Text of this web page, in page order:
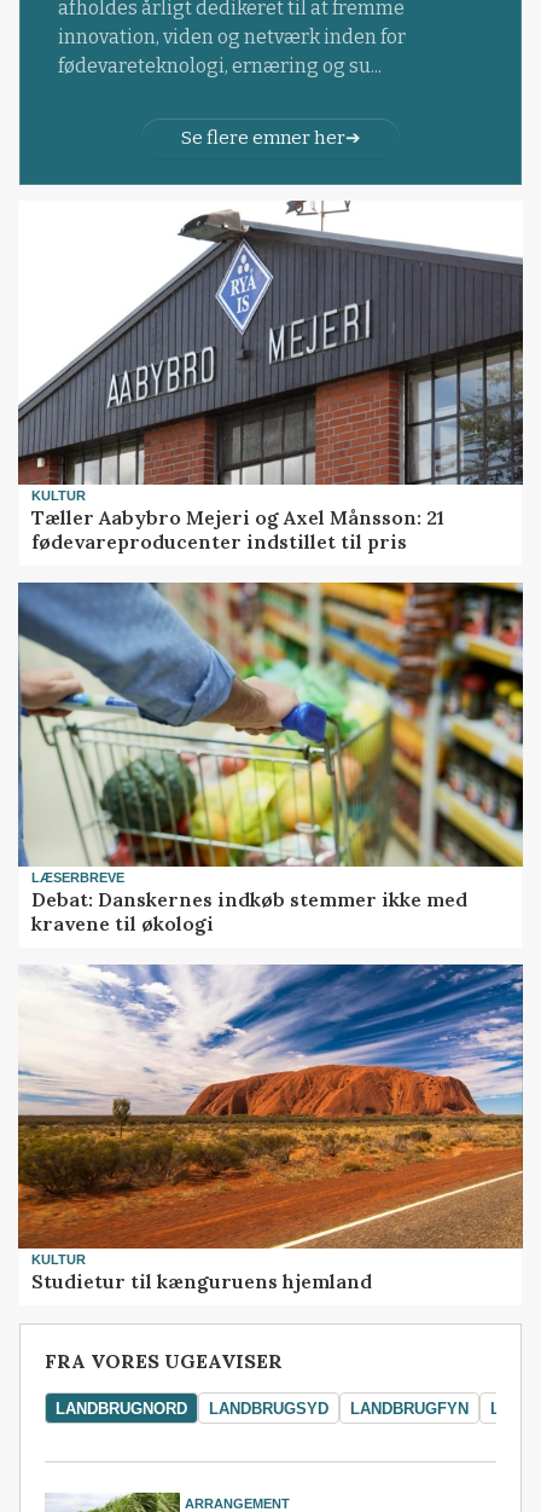
afholdes årligt dedikeret til at fremme
innovation, viden og netværk inden for
fødevareteknologi, ernæring og su...
Se flere emner her
KULTUR
Tæller Aabybro Mejeri og Axel Månsson: 21
fødevareproducenter indstillet til pris
LÆSERBREVE
Debat: Danskernes indkøb stemmer ikke med
kravene til økologi
KULTUR
Studietur til kænguruens hjemland
FRA VORES UGEAVISER
LANDBRUGNORD LANDBRUGSYD LANDBRUGFYN
ARRANGEMENT